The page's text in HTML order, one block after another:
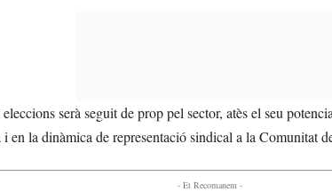
serà seguit de prop pel sector, atès el seu
i en la dinàmica de representació sindical a la Comunitat
- Et Recomanem -